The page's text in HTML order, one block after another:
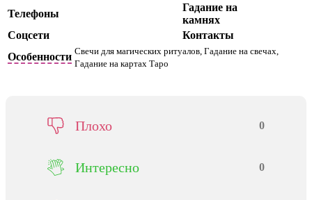
Телефоны
Гадание на
камнях
Соцсети
Контакты
Особенности Свечи для магических ритуалов, Гадание на свечах,
Гадание на картах Таро
Плохо 0
Интересно 0